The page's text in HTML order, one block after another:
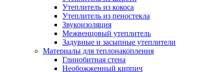
Утеплитель из кокоса
Утеплитель из пеностекла
Звукоизоляция
Межвенцовый утеплитель
Задувные и засыпные утеплители
Материалы для теплонакопления
Глинобитная стена
Необожженный кирпич